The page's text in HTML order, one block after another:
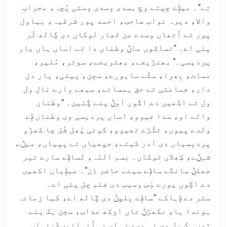
تے”۔ میݙے چیتے وچ ہسدی وسدی وستی ٻُچہ، محراب
والا، دیرہ نواب صاحب، احمد پور شرقیہ، بہاول
پور تے اُتھاں وسدے من ٹھار لوکاں دی ڳالھ ٹُر
پئی اے۔ ”تساکوں ماݨ وطناں دا تے اساں ہاں یار
پردیسی۔“ بھنڑیجے، بھتریجے، سوتر، مُلیر،
مسات، بِھرا، سکّے ساہورے، سڄن، ٻیلی، یار دل
دار، جماعتی تے حق ہمسائے، سبھے وارے نال ول
ول تے اکھیں دے اگوں آوݨ پئے ڳئین۔ ”وطناں
والے او، سدا جیوو، اساں پردیسی وی وطناں ݙے
ولدے پیوں، تکّڑے تھیوو، کوئی پُھل شُل چا کھڑو
پردیسیاں دی آدر کیتے، جپھیاں تے پپیاں، مہݨے
شہݨے، کِھلاں ٹوکاں۔ بسم اللہ، تُساݙے سارے تیر
جھلݨ سانگے ساݙے سینے حاضر اِن“۔ میݙیاں اکھیں
دے اڳوں پورے وَس وسیب دی فلم چل پئی اے۔
ستر دے ݙہاکے ”ساݙے ٻلپݨ دی ڳالھ اے، کیا زمانہ
ہوندا ہا، نکھڑݨ تاں اوکھ عذاب، سڄن ہک ٻئے
توں ہِک پِل وی نہ وِسدے ہاسے۔ اُنہائیں ݙینہاں